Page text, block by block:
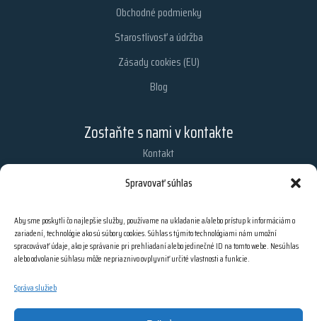
Spravovať súhlas
Aby sme poskytli čo najlepšie služby, používame na ukladanie a/alebo prístup k informáciám o
zariadení, technológie ako sú súbory cookies. Súhlas s týmito technológiami nám umožní
spracovávať údaje, ako je správanie pri prehliadaní alebo jedinečné ID na tomto webe. Nesúhlas
alebo odvolanie súhlasu môže nepriaznivo ovplyvniť určité vlastnosti a funkcie.
Správa služieb
Obchodné podmienky
Starostlivosť a údržba
Zásady cookies (EU)
Blog
Zostaňte s nami v kontakte
Kontakt
Chcete dostávať najnovšie informácie z nášho obchodu?
PRIHLÁSIŤ SA